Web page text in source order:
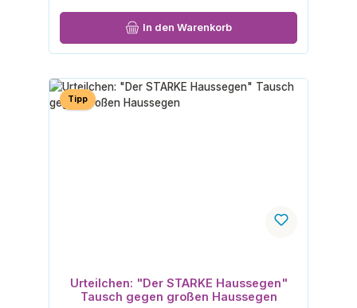
In den Warenkorb
Tipp
Urteilchen: "Der STARKE Haussegen"
Tausch gegen großen Haussegen